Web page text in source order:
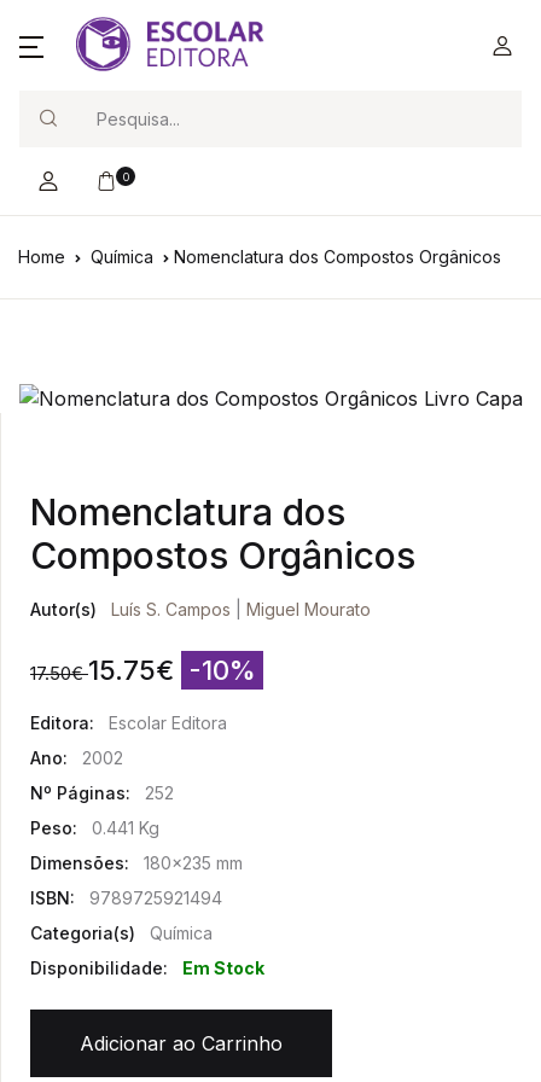
0
Home Química Nomenclatura dos Compostos Orgânicos
Nomenclatura dos
Compostos Orgânicos
Autor(s) Luís S. Campos Miguel Mourato
17.50€ 15.75€ -10%
Editora:
Escolar Editora
Ano:
2002
Nº Páginas:
252
Peso:
0.441 Kg
Dimensões:
180x235 mm
ISBN:
9789725921494
Categoria(s)
Química
Disponibilidade:
Em Stock
Adicionar ao Carrinho